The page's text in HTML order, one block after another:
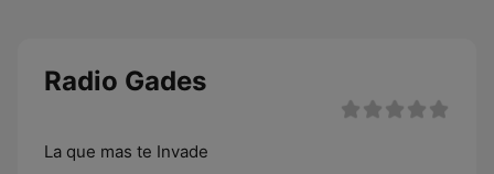
Radio Gades
La que mas te Invade